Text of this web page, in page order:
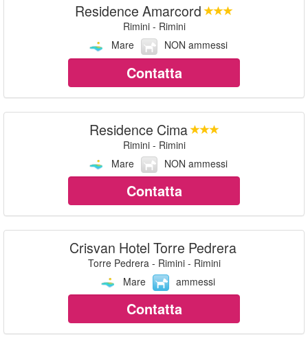
Residence Amarcord
Rimini - Rimini
Mare
NON ammessi
Contatta
Residence Cima
Rimini - Rimini
Mare
NON ammessi
Contatta
Crisvan Hotel Torre Pedrera
Torre Pedrera - Rimini - Rimini
Mare
ammessi
Contatta